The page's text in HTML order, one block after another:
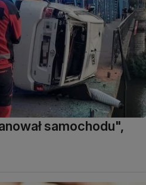
samochodu",